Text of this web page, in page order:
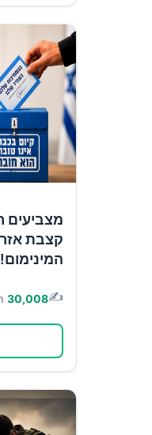
מצביעים
קצבת
המינימום!
✍️
30,008